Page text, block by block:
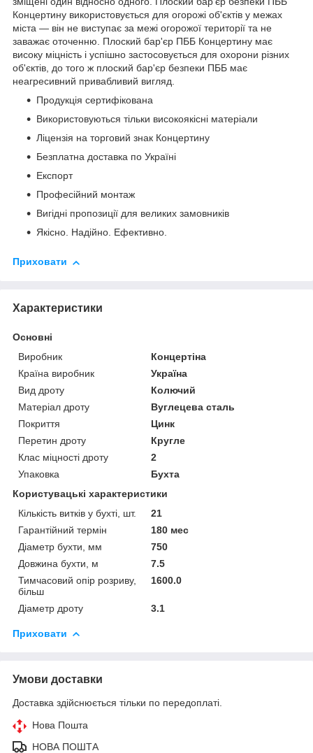
Концертину використовується для огорожі об'єктів у межах
міста — він не виступає за межі огорожої території та не
заважає оточенню. Плоский бар'єр ПББ Концертину має
високу міцність і успішно застосовується для охорони різних
об'єктів, до того ж плоский бар'єр безпеки ПББ має
неагресивний привабливий вигляд.
Продукція сертифікована
Використовуються тільки високоякісні матеріали
Ліцензія на торговий знак Концертину
Безплатна доставка по Україні
Експорт
Професійний монтаж
Вигідні пропозиції для великих замовників
Якісно. Надійно. Ефективно.
Приховати
Характеристики
Основні
Виробник
Концертіна
Країна виробник
Україна
Вид дроту
Колючий
Матеріал дроту
Вуглецева сталь
Покриття
Цинк
Перетин дроту
Кругле
Клас міцності дроту
2
Упаковка
Бухта
Користувацькі характеристики
Кількість витків у бухті, шт.
21
Гарантійний термін
180 мес
Діаметр бухти, мм
750
Довжина бухти, м
7.5
Тимчасовий опір розриву,
більш
1600.0
Діаметр дроту 3.1
Приховати
Умови доставки
Доставка здійснюється тільки по передоплаті.
Нова Пошта
НОВА ПОШТА